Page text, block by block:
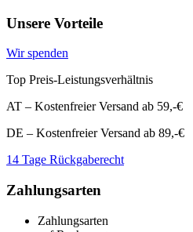
Unsere Vorteile
Wir spenden
Top Preis-Leistungsverhältnis
AT – Kostenfreier Versand ab 59,-€
DE – Kostenfreier Versand ab 89,-€
14 Tage Rückgaberecht
Zahlungsarten
Zahlungsarten